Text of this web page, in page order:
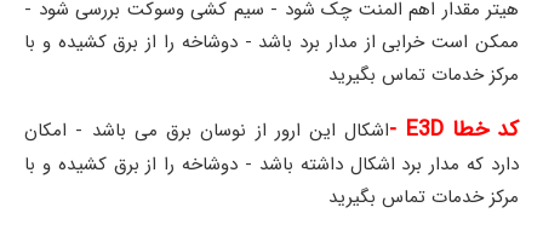
هیتر مقدار اهم المنت چک شود - سیم کشی وسوکت بررسی شود -
ممکن است خرابی از مدار برد باشد - دوشاخه را از برق کشیده و با
مرکز خدمات تماس بگیرید
کد خطا E3D -
اشکال این ارور از نوسان برق می باشد - امکان
دارد که مدار برد اشکال داشته باشد - دوشاخه را از برق کشیده و با
مرکز خدمات تماس بگیرید